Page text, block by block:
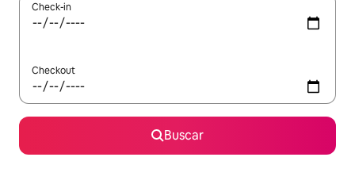
Check-in
Checkout
Buscar